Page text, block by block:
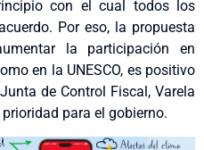
con el cual todos los
Por eso, la propuesta
la participación en
en la UNESCO, es positivo
de Control Fiscal, Varela
para el gobierno.